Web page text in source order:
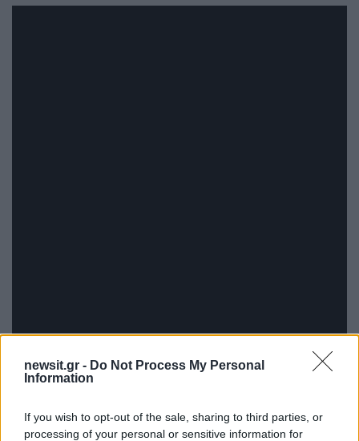
newsit.gr - Do Not Process My Personal
Information
If you wish to opt-out of the sale, sharing to third parties, or
processing of your personal or sensitive information for